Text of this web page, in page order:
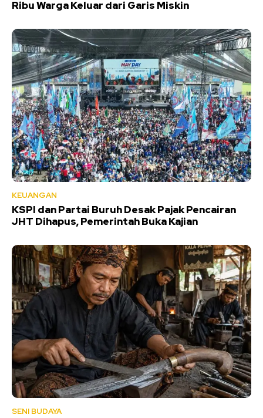
Ribu Warga Keluar dari Garis Miskin
KEUANGAN
KSPI dan Partai Buruh Desak Pajak Pencairan
JHT Dihapus, Pemerintah Buka Kajian
SENI BUDAYA